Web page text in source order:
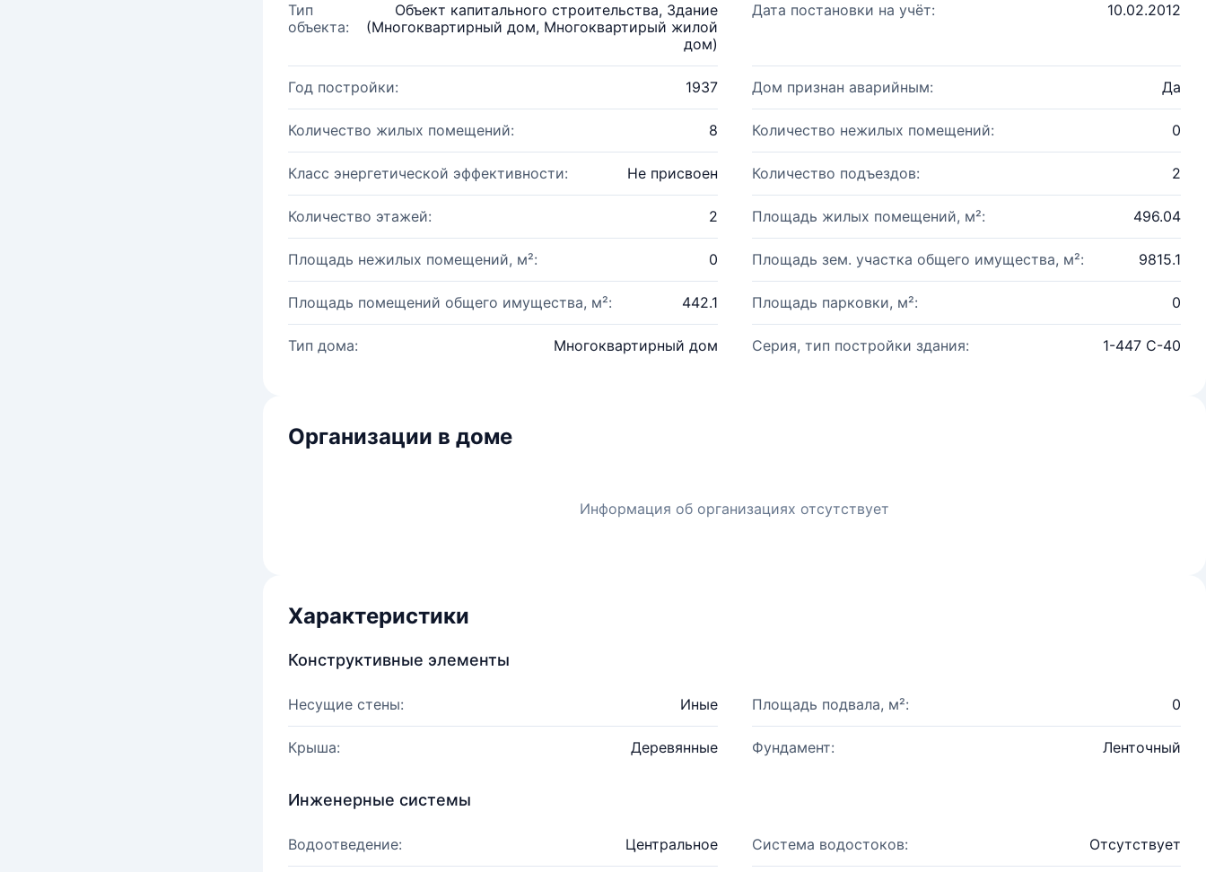
Тип
объекта:
Объект капитального строительства, Здание
(Многоквартирный дом, Многоквартирый жилой
дом)
Дата постановки на учёт: 10.02.2012
Год постройки: 1937 Дом признан аварийным: Да
Количество жилых помещений: 8 Количество нежилых помещений: 0
Класс энергетической эффективности: Не присвоен Количество подъездов: 2
Количество этажей: 2 Площадь жилых помещений, м²: 496.04
Площадь нежилых помещений, м²: 0 Площадь зем. участка общего имущества, м²: 9815.1
Площадь помещений общего имущества, м²: 442.1 Площадь парковки, м²: 0
Тип дома: Многоквартирный дом Серия, тип постройки здания: 1-447 С-40
Организации в доме
Информация об организациях отсутствует
Характеристики
Конструктивные элементы
Несущие стены: Иные Площадь подвала, м²: 0
Крыша: Деревянные Фундамент: Ленточный
Инженерные системы
Водоотведение: Центральное Система водостоков: Отсутствует